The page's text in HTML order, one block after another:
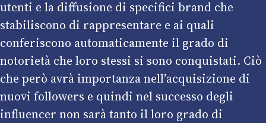
utenti e la diffusione di specifici brand che
stabiliscono di rappresentare e ai quali
conferiscono automaticamente il grado di
notorietà che loro stessi si sono conquistati. Ciò
che però avrà importanza nell’acquisizione di
nuovi followers e quindi nel successo degli
influencer non sarà tanto il loro grado di